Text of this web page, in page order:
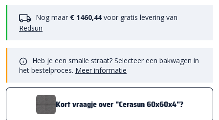
Nog maar € 1460,44voor gratis levering van
Redsun
Heb je een smalle straat? Selecteer een bakwagen in
het bestelproces. Meer informatie
Kort vraagje over "Cerasun 60x60x4"?